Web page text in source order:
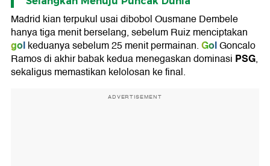
Madrid kian terpukul usai dibobol Ousmane Dembele
hanya tiga menit berselang, sebelum Ruiz menciptakan
golkeduanya sebelum 25 menit permainan.GolGoncalo
Ramos di akhir babak kedua menegaskan dominasi PSG,
sekaligus memastikan kelolosan ke final.
ADVERTISEMENT